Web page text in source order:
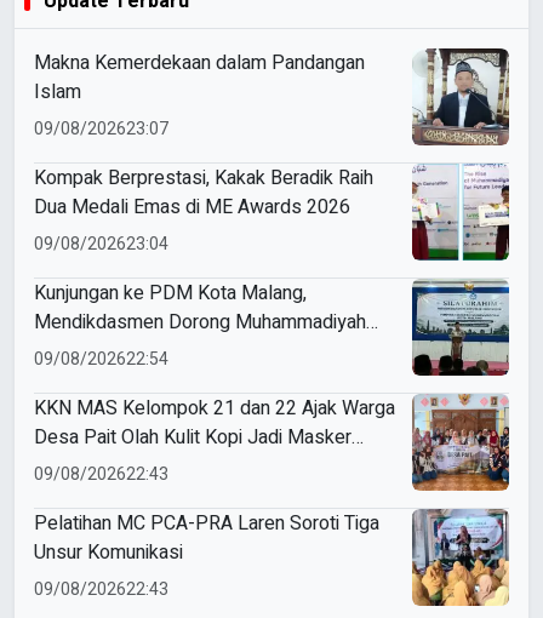
Makna Kemerdekaan dalam Pandangan
Islam
09/08/202623:07
Kompak Berprestasi, Kakak Beradik Raih
Dua Medali Emas di ME Awards 2026
09/08/202623:04
Kunjungan ke PDM Kota Malang,
Mendikdasmen Dorong Muhammadiyah
Perkuat Mutu dan Kemandirian Pendidikan
09/08/202622:54
KKN MAS Kelompok 21 dan 22 Ajak Warga
Desa Pait Olah Kulit Kopi Jadi Masker
Wajah
09/08/202622:43
Pelatihan MC PCA-PRA Laren Soroti Tiga
Unsur Komunikasi
09/08/202622:43